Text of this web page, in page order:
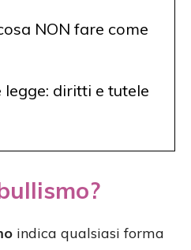
NON fare come
diritti e tutele
indica qualsiasi forma